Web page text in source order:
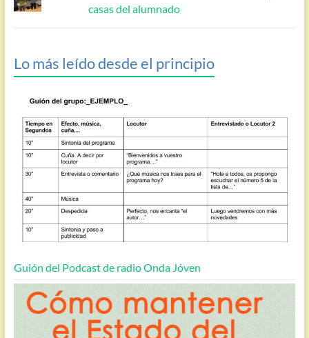
casas del alumnado
Lo más leído desde el principio
Guión del Podcast de radio Onda Jóven